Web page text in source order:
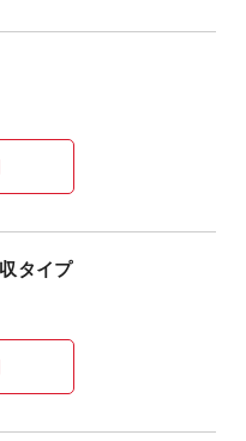
タイプ